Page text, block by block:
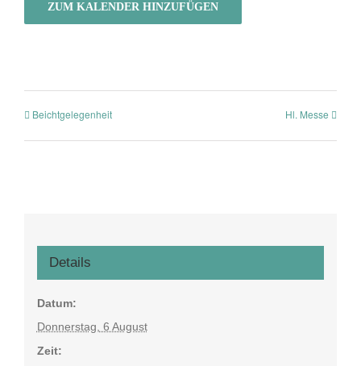
ZUM KALENDER HINZUFÜGEN
Beichtgelegenheit Hl. Messe
Details
Datum:
Donnerstag, 6 August
Zeit: